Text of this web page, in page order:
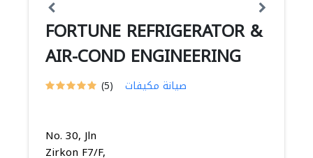
FORTUNE REFRIGERATOR &
AIR-COND ENGINEERING
(5) صيانة مكيفات
No. 30, Jln
Zirkon F7/F,